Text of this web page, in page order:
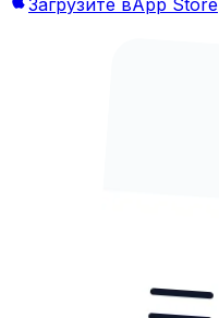
Загрузите вApp Store